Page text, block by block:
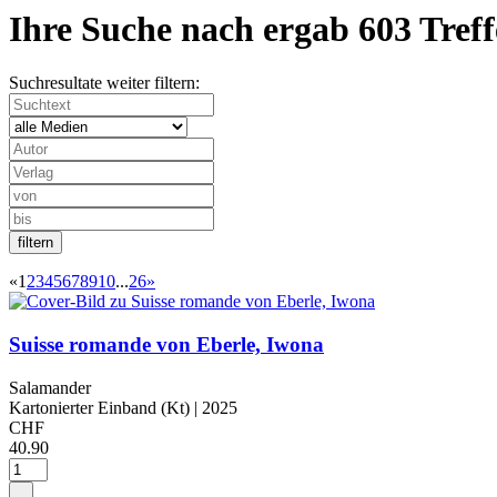
Ihre Suche nach ergab 603
Suchresultate weiter filtern:
«12345678910...26»
Suisse romande von Eberle, Iwona
Salamander
Kartonierter Einband (Kt) | 2025
CHF
40.90